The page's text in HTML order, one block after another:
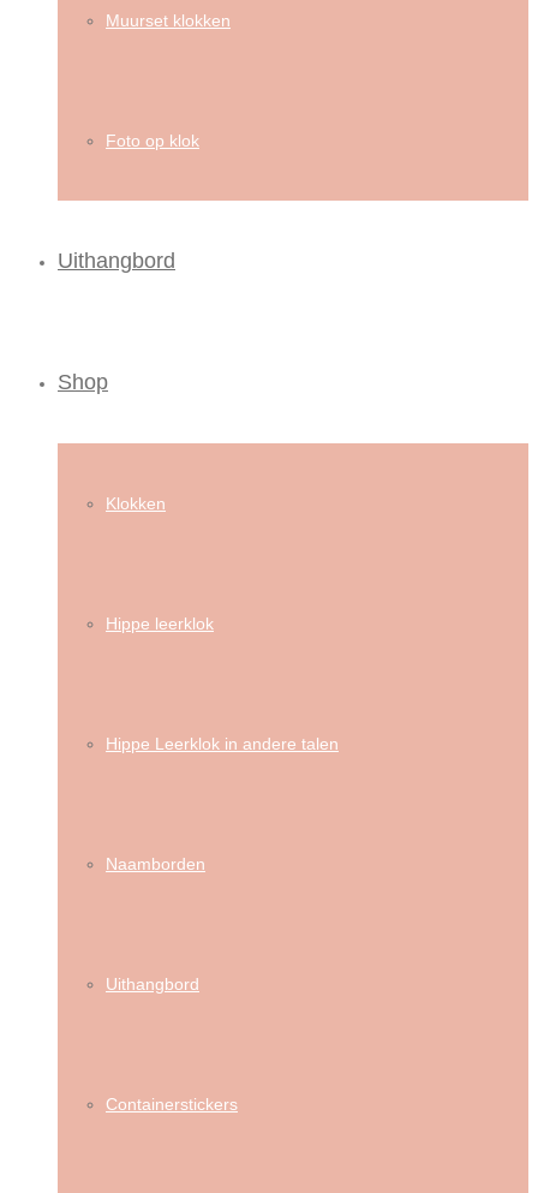
Muurset klokken
Foto op klok
Uithangbord
Shop
Klokken
Hippe leerklok
Hippe Leerklok in andere talen
Naamborden
Uithangbord
Containerstickers